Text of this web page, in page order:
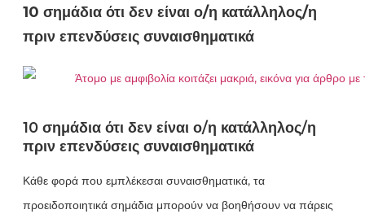
10 σημάδια ότι δεν είναι ο/η κατάλληλος/η
πριν επενδύσεις συναισθηματικά
10 σημάδια ότι δεν είναι ο/η κατάλληλος/η
πριν επενδύσεις συναισθηματικά
Κάθε φορά που εμπλέκεσαι συναισθηματικά, τα
προειδοποιητικά σημάδια μπορούν να βοηθήσουν να πάρεις